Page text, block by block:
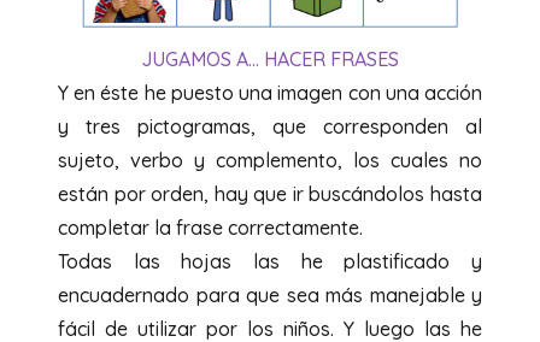
JUGAMOS A… HACER FRASES
Y en éste he puesto una imagen con una acción
y tres pictogramas, que corresponden al
sujeto, verbo y complemento, los cuales no
están por orden, hay que ir buscándolos hasta
completar la frase correctamente.
Todas las hojas las he plastificado y
encuadernado para que sea más manejable y
fácil de utilizar por los niños. Y luego las he